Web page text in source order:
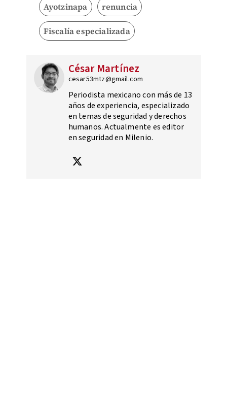
Ayotzinapa renuncia
Fiscalía especializada
César Martínez
cesar53mtz@gmail.com
Periodista mexicano con más de 13
años de experiencia, especializado
en temas de seguridad y derechos
humanos. Actualmente es editor
en seguridad en Milenio.